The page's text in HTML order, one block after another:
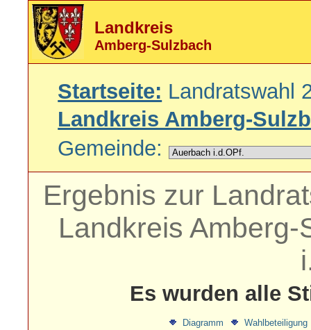
Landkreis
Amberg-Sulzbach
Startseite: Landratswahl
Landkreis Amberg-
Gemeinde:
Ergebnis zur
Landkreis
Es wurden alle
Diagramm Wahlbeteiligung